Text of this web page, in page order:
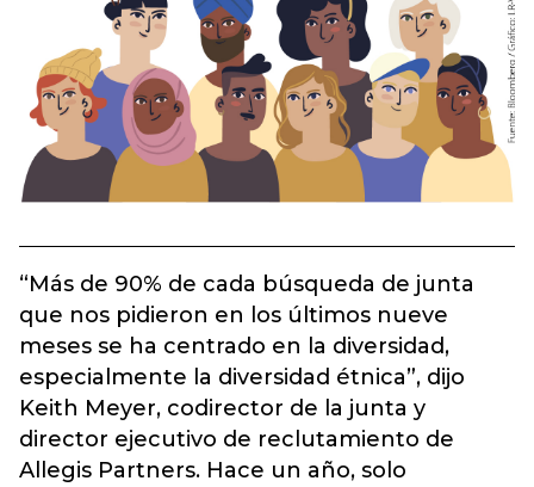
“Más de 90% de cada búsqueda de junta
que nos pidieron en los últimos nueve
meses se ha centrado en la diversidad,
especialmente la diversidad étnica”, dijo
Keith Meyer, codirector de la junta y
director ejecutivo de reclutamiento de
Allegis Partners. Hace un año, solo